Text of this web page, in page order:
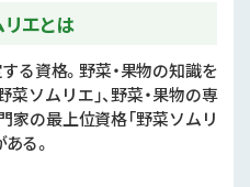
エとは
る資格。野菜・果物の知識を
ソムリエ」、野菜・果物の専
家の最上位資格「野菜ソムリ
る。